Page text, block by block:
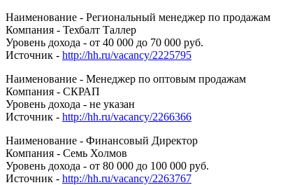
Наименование - Региональный менеджер по продажам
Компания - Техбалт Таллер
Уровень дохода - от 40 000 до 70 000 руб.
Источник - http://hh.ru/vacancy/2225795
Наименование - Менеджер по оптовым продажам
Компания - СКРАП
Уровень дохода - не указан
Источник - http://hh.ru/vacancy/2266366
Наименование - Финансовый Директор
Компания - Семь Холмов
Уровень дохода - от 80 000 до 100 000 руб.
Источник - http://hh.ru/vacancy/2263767